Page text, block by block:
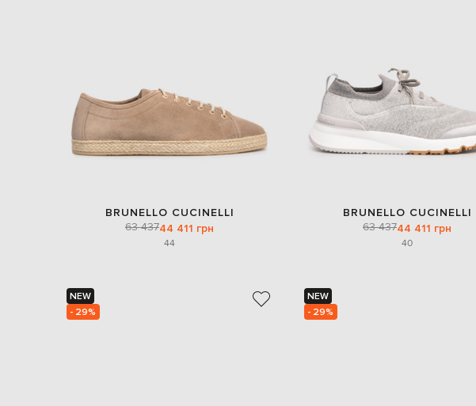
BRUNELLO CUCINELLI
63 43744 411 грн
44
BRUNELLO CUCINELLI
63 43744 411 грн
40
NEW
- 29%
NEW
- 29%